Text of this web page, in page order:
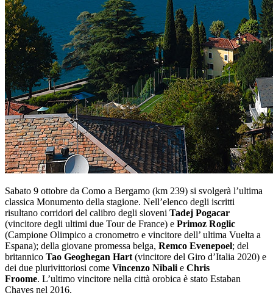
Sabato 9 ottobre da Como a Bergamo (km 239) si svolgerà l’ultima
classica Monumento della stagione. Nell’elenco degli iscritti
risultano corridori del calibro degli sloveni Tadej Pogacar
(vincitore degli ultimi due Tour de France) e Primoz Roglic
(Campione Olimpico a cronometro e vincitore dell’ ultima Vuelta a
Espana); della giovane promessa belga, Remco Evenepoel; del
britannico Tao Geoghegan Hart (vincitore del Giro d’Italia 2020) e
dei due plurivittoriosi come Vincenzo Nibali e Chris
Froome. L’ultimo vincitore nella città orobica è stato Estaban
Chaves nel 2016.